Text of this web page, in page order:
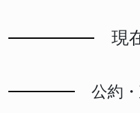
現
公約